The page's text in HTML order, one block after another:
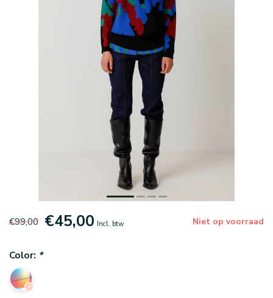
€99,00 €45,00 Incl. btw Niet op voorraad
Color: *